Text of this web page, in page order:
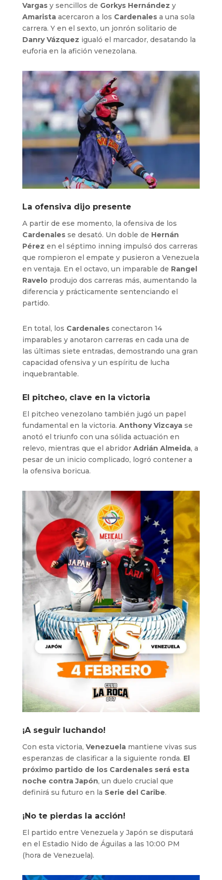
Vargasy sencillos de Gorkys Hernández y
Amaristaacercaron a los Cardenalesa una sola
carrera. Y en el sexto, un jonrón solitario de
Danry Vázquez igualó el marcador, desatando la
euforia en la afición venezolana.
La ofensiva dijo presente
A partir de ese momento, la ofensiva de los
Cardenalesse desató. Un doble de Hernán
Pérez en el séptimo inning impulsó dos carreras
que rompieron el empate y pusieron a Venezuela
en ventaja. En el octavo, un imparable de Rangel
Raveloprodujo dos carreras más, aumentando la
diferencia y prácticamente sentenciando el
partido.
En total, los Cardenalesconectaron 14
imparables y anotaron carreras en cada una de
las últimas siete entradas, demostrando una gran
capacidad ofensiva y un espíritu de lucha
inquebrantable.
El pitcheo, clave en la victoria
El pitcheo venezolano también jugó un papel
fundamental en la victoria. Anthony Vizcayase
anotó el triunfo con una sólida actuación en
relevo, mientras que el abridor Adrián Almeida, a
pesar de un inicio complicado, logró contener a
la ofensiva boricua.
¡A seguir luchando!
Con esta victoria, Venezuelamantiene vivas sus
esperanzas de clasificar a la siguiente ronda. El
próximo partido de los Cardenales será esta
noche contra Japón, un duelo crucial que
definirá su futuro en la Serie del Caribe.
¡No te pierdas la acción!
El partido entre Venezuela y Japón se disputará
en el Estadio Nido de Águilas a las 10:00 PM
(hora de Venezuela).